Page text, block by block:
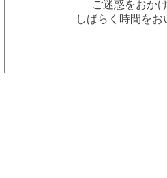
ご迷惑をおか
しばらく時間を